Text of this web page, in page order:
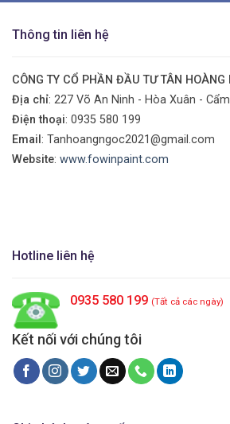
Thông tin liên hệ
CÔNG TY CỔ PHẦN ĐẦU TƯ TÂN HOÀNG
Địa chỉ: 227 Võ An Ninh - Hòa Xuân -
Điện thoại: 0935 580 199
Email : Tanhoangngoc2021@gmail.com
Website: www.fowinpaint.com
Hotline liên hệ
0935 580 199 (Tất cả các ngày)
Kết nối với chúng tôi